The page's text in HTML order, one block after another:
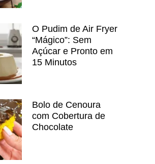
O Pudim de Air Fryer
“Mágico”: Sem
Açúcar e Pronto em
15 Minutos
Bolo de Cenoura
com Cobertura de
Chocolate